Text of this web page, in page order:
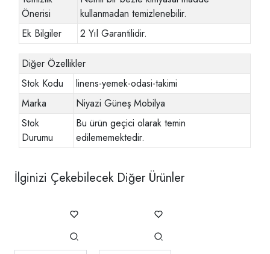
Önerisi
kullanmadan temizlenebilir.
Ek Bilgiler
2 Yıl Garantilidir.
Diğer Özellikler
Stok Kodu
linens-yemek-odasi-takimi
Marka
Niyazi Güneş Mobilya
Stok
Durumu
Bu ürün geçici olarak temin
edilememektedir.
İlginizi Çekebilecek Diğer Ürünler